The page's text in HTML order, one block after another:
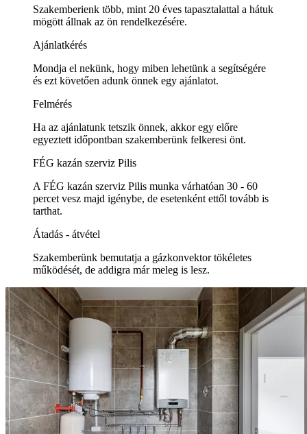
Szakemberienk több, mint 20 éves tapasztalattal a hátuk
mögött állnak az ön rendelkezésére.
Ajánlatkérés
Mondja el nekünk, hogy miben lehetünk a segítségére
és ezt követően adunk önnek egy ajánlatot.
Felmérés
Ha az ajánlatunk tetszik önnek, akkor egy előre
egyeztett időpontban szakemberünk felkeresi önt.
FÉG kazán szerviz Pilis
A FÉG kazán szerviz Pilis munka várhatóan 30 - 60
percet vesz majd igénybe, de esetenként ettől tovább is
tarthat.
Átadás - átvétel
Szakemberünk bemutatja a gázkonvektor tökéletes
működését, de addigra már meleg is lesz.